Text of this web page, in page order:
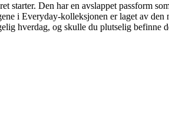
Den har en avslappet passform
i Everyday-kolleksjonen er laget av
hverdag, og skulle du plutselig befinne